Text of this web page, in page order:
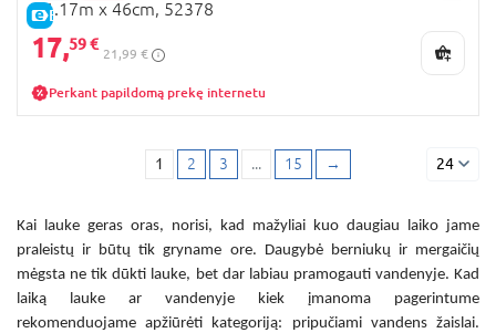
E-KAINA
x 1.17m x 46cm, 52378
17,59 €
21,99 €
Perkant papildomą prekę internetu
1 2 3 ... 15 → 24
Kai lauke geras oras, norisi, kad mažyliai kuo daugiau laiko jame
praleistų ir būtų tik gryname ore. Daugybė berniukų ir mergaičių
mėgsta ne tik dūkti lauke, bet dar labiau pramogauti vandenyje. Kad
laiką lauke ar vandenyje kiek įmanoma pagerintume
rekomenduojame apžiūrėti kategoriją: pripučiami vandens žaislai.